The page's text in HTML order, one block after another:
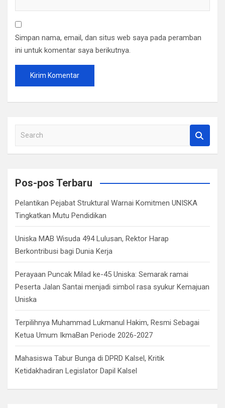
Simpan nama, email, dan situs web saya pada peramban
ini untuk komentar saya berikutnya.
a
c
Pos-pos Terbaru
Pelantikan Pejabat Struktural Warnai Komitmen UNISKA
Tingkatkan Mutu Pendidikan
Uniska MAB Wisuda 494 Lulusan, Rektor Harap
Berkontribusi bagi Dunia Kerja
Perayaan Puncak Milad ke-45 Uniska: Semarak ramai
Peserta Jalan Santai menjadi simbol rasa syukur Kemajuan
Uniska
Terpilihnya Muhammad Lukmanul Hakim, Resmi Sebagai
Ketua Umum IkmaBan Periode 2026-2027
Mahasiswa Tabur Bunga di DPRD Kalsel, Kritik
Ketidakhadiran Legislator Dapil Kalsel